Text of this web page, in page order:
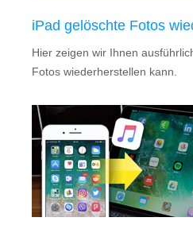
iPad gelöschte Fotos
Hier zeigen wir Ihnen
Fotos wiederherstellen kann.